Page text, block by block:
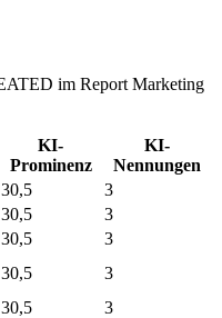
im Report Marketing
KI-
Prominenz
KI-
Nennungen
30,5
3
30,5
3
30,5
3
30,5
3
30,5 3